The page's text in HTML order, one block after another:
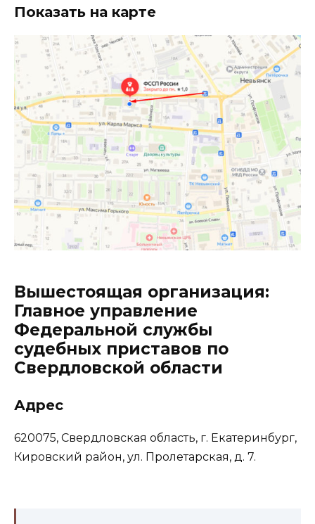
Показать на карте
Вышестоящая организация:
Главное управление
Федеральной службы
судебных приставов по
Свердловской области
Адрес
620075, Свердловская область, г. Екатеринбург,
Кировский район, ул. Пролетарская, д. 7.